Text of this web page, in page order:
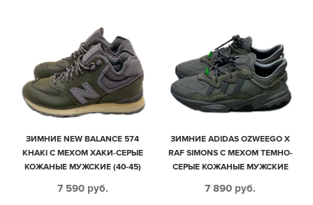
ЗИМНИЕ NEW BALANCE 574
KHAKI С МЕХОМ ХАКИ-СЕРЫЕ
КОЖАНЫЕ МУЖСКИЕ (40-45)
7 590 руб.
ЗИМНИЕ ADIDAS OZWEEGO X
RAF SIMONS С МЕХОМ ТЕМНО-
СЕРЫЕ КОЖАНЫЕ МУЖСКИЕ
7 890 руб.